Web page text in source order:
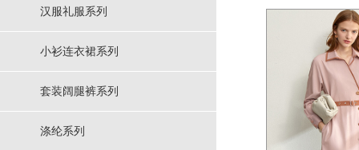
汉服礼服系列
小衫连衣裙系列
套装阔腿裤系列
涤纶系列